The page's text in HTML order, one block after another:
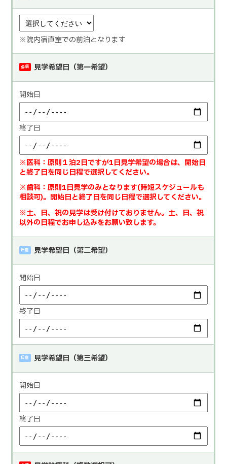
※院内宿直室での前泊となります
必須 見学希望日（第一希望）
開始日
終了日
※医科：原則１泊2日ですが1日見学希望の場合は、開始日
と終了日を同じ日程で選択してください。
※歯科：原則1日見学のみとなります(時短スケジュールも
相談可)。開始日と終了日を同じ日程で選択してください。
※土、日、祝の見学は受け付けておりません。土、日、祝
以外の日程でお申し込みをお願い致します。
任意 見学希望日（第二希望）
開始日
終了日
任意 見学希望日（第三希望）
開始日
終了日